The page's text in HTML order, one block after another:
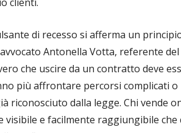
di recesso si afferma un
Antonella Votta, referente
che uscire da un contratto deve
più affrontare percorsi complicati
riconosciuto dalla legge. Chi vende
e facilmente raggiungibile che